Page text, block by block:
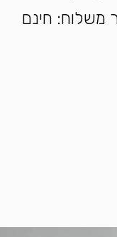
משלוח: חינם